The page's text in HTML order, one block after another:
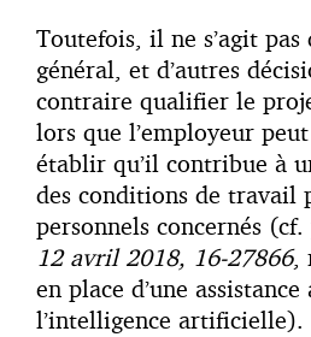
Toutefois, il ne s’agit pas
général, et d’autres
contraire qualifier le
lors que l’employeur
établir qu’il contribue à
des conditions de travail
personnels concernés (cf.
12 avril 2018, 16-27866,
en place d’une
l’intelligence artificielle).